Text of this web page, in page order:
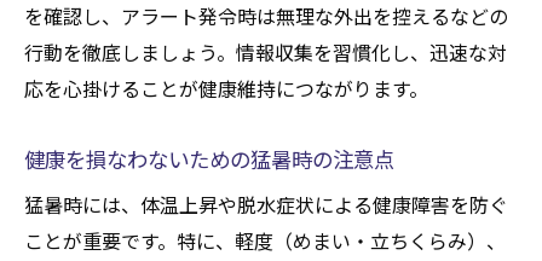
熱中症リスクを減らすための日常生活の工夫
健康を意識した室内環境と温度管理の工夫
健康維持のための衣服と冷却グッズ活用術
日常でできる健康リスク回避のアイデア
家族全員で実践する熱中症予防の工夫
を確認し、アラート発令時は無理な外出を控えるなどの
行動を徹底しましょう。情報収集を習慣化し、迅速な対
応を心掛けることが健康維持につながります。
健康を損なわないための猛暑時の注意点
猛暑時には、体温上昇や脱水症状による健康障害を防ぐ
ことが重要です。特に、軽度（めまい・立ちくらみ）、